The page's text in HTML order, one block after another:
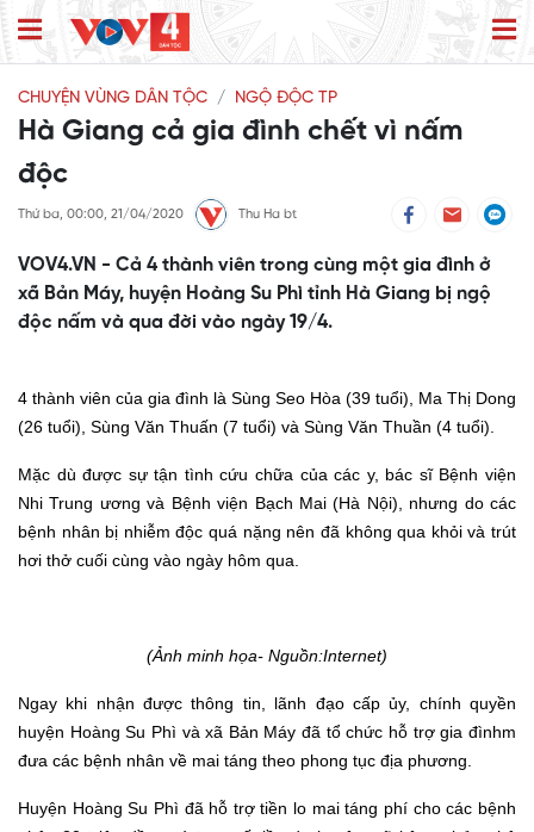
CHUYỆN VÙNG DÂN TỘC NGỘ ĐỘC TP
Hà Giang cả gia đình chết vì nấm
độc
Thứ ba, 00:00, 21/04/2020 Thu Ha bt
VOV4.VN - Cả 4 thành viên trong cùng một gia đình ở
xã Bản Máy, huyện Hoàng Su Phì tỉnh Hà Giang bị ngộ
độc nấm và qua đời vào ngày 19/4.
4 thành viên của gia đình là Sùng Seo Hòa (39 tuổi), Ma Thị Dong
(26 tuổi), Sùng Văn Thuấn (7 tuổi) và Sùng Văn Thuần (4 tuổi).
Mặc dù được sự tận tình cứu chữa của các y, bác sĩ Bệnh viện
Nhi Trung ương và Bệnh viện Bạch Mai (Hà Nội), nhưng do các
bệnh nhân bị nhiễm độc quá nặng nên đã không qua khỏi và trút
hơi thở cuối cùng vào ngày hôm qua.
(Ảnh minh họa- Nguồn:Internet)
Ngay khi nhận được thông tin, lãnh đạo cấp ủy, chính quyền
huyện Hoàng Su Phì và xã Bản Máy đã tổ chức hỗ trợ gia đìnhm
đưa các bệnh nhân về mai táng theo phong tục địa phương.
Huyện Hoàng Su Phì đã hỗ trợ tiền lo mai táng phí cho các bệnh